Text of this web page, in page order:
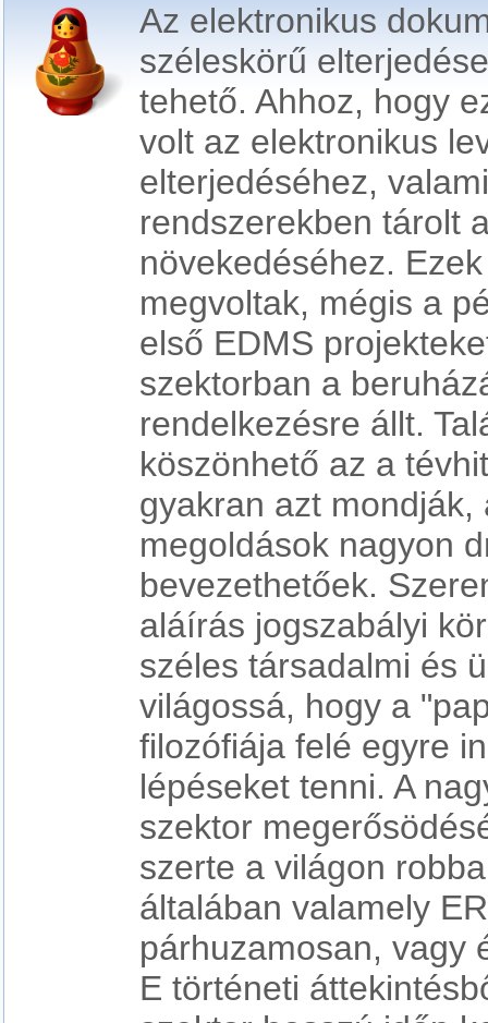
Az elektronikus
széleskörű
tehető. Ahhoz, hogy
volt az elektronikus
elterjedéséhez,
rendszerekben tárolt
növekedéséhez.
megvoltak, mégis a
első EDMS
szektorban a
rendelkezésre állt.
köszönhető az a
gyakran azt
megoldások nagyon
bevezethetőek.
aláírás jogszabályi
széles társadalmi és
világossá, hogy a
filozófiája felé egyre
lépéseket tenni. A
szektor
szerte a világon
általában valamely
párhuzamosan, vagy
E történeti